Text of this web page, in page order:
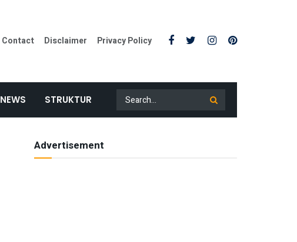
Contact Disclaimer Privacy Policy
NEWS STRUKTUR
Advertisement